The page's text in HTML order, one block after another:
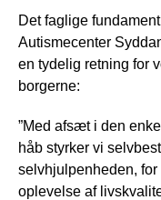
Det faglige
Autismecenter
en tydelig retning for
borgerne:
”Med afsæt i den
håb styrker vi
selvhjulpenheden,
oplevelse af